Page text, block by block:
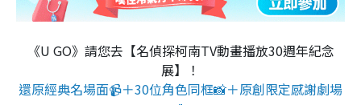
《U GO》請您去【名偵探柯南TV動畫播放30週年紀念
展】！
還原經典名場面📹＋30位角色同框📸＋原創限定感謝劇場